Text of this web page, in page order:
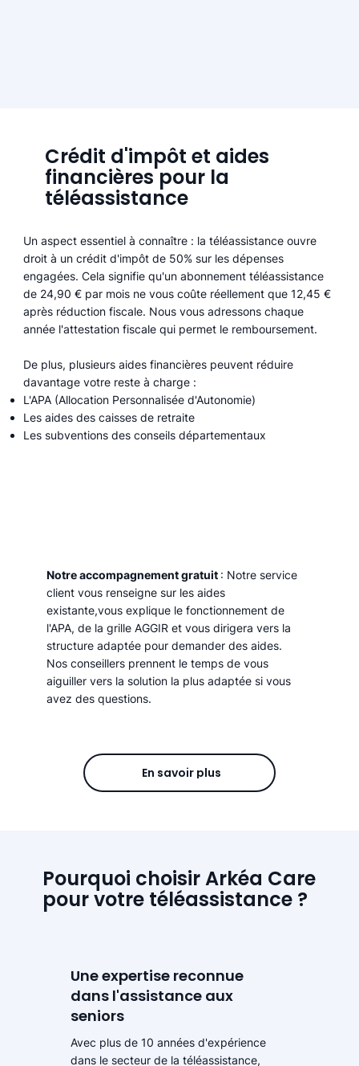
Crédit d'impôt et aides
financières pour la
téléassistance
Un aspect essentiel à connaître : la téléassistance ouvre
droit à un crédit d'impôt de 50% sur les dépenses
engagées. Cela signifie qu'un abonnement téléassistance
de 24,90 € par mois ne vous coûte réellement que 12,45 €
après réduction fiscale. Nous vous adressons chaque
année l'attestation fiscale qui permet le remboursement.
De plus, plusieurs aides financières peuvent réduire
davantage votre reste à charge :
L'APA (Allocation Personnalisée d'Autonomie)
Les aides des caisses de retraite
Les subventions des conseils départementaux
Notre accompagnement gratuit : Notre service
client vous renseigne sur les aides
existante,vous explique le fonctionnement de
l'APA, de la grille AGGIR et vous dirigera vers la
structure adaptée pour demander des aides.
Nos conseillers prennent le temps de vous
aiguiller vers la solution la plus adaptée si vous
avez des questions.
En savoir plus
Pourquoi choisir Arkéa Care
pour votre téléassistance ?
Une expertise reconnue
dans l'assistance aux
seniors
Avec plus de 10 années d'expérience
dans le secteur de la téléassistance,